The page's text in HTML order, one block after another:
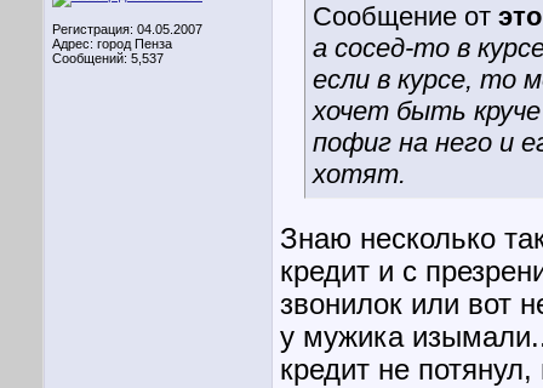
Регистрация: 04.05.2007
Адрес: город Пенза
Сообщений: 5,537
Сообщение от
а сосед-то в
если в курсе, то
хочет быть
пофиг на него и
хотят.
Знаю несколько
кредит и с
звонилок или вот
у мужика
кредит не